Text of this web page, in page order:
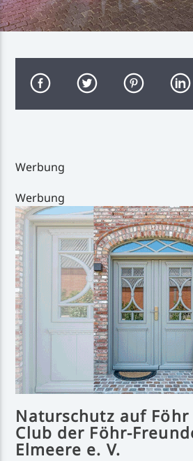
Aktueller Titel
F**kin' Perfect
Handystream
Werbung
Werbung
Naturschutz auf
Club der Föhr-
Elmeere e. V.